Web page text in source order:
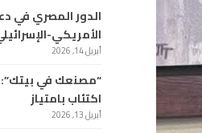
الدور المصري في
الأمريكي-
أبريل 14, 2026
“مصنعك في بيتك”:
اكتئاب بامتياز
أبريل 13, 2026